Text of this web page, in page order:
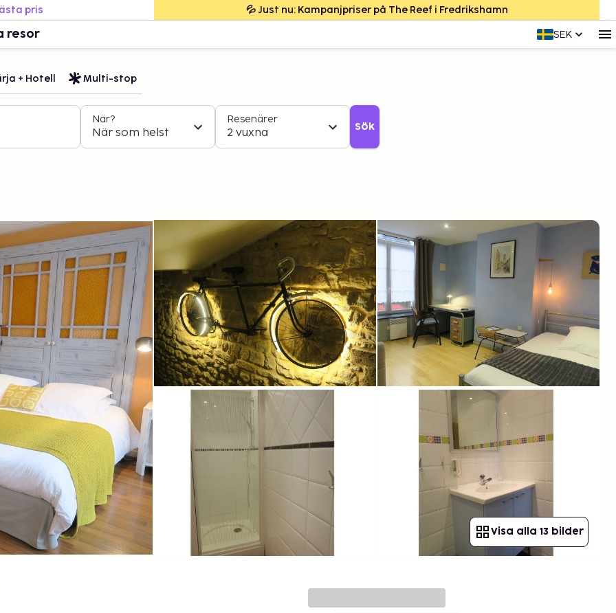
pris 💦 Just nu: Kampanjpriser på The Reef i Fredrikshamn
resor SEK
+ Hotell Multi-stop
När?
När som helst
Resenärer
2 vuxna Sök
Visa alla 13 bilder